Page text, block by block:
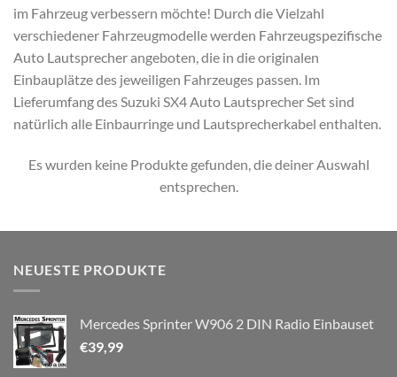
im Fahrzeug verbessern möchte! Durch die Vielzahl
verschiedener Fahrzeugmodelle werden Fahrzeugspezifische
Auto Lautsprecher angeboten, die in die originalen
Einbauplätze des jeweiligen Fahrzeuges passen. Im
Lieferumfang des Suzuki SX4 Auto Lautsprecher Set sind
natürlich alle Einbaurringe und Lautsprecherkabel enthalten.
Es wurden keine Produkte gefunden, die deiner Auswahl
entsprechen.
NEUESTE PRODUKTE
Mercedes Sprinter W906 2 DIN Radio Einbauset
€39,99